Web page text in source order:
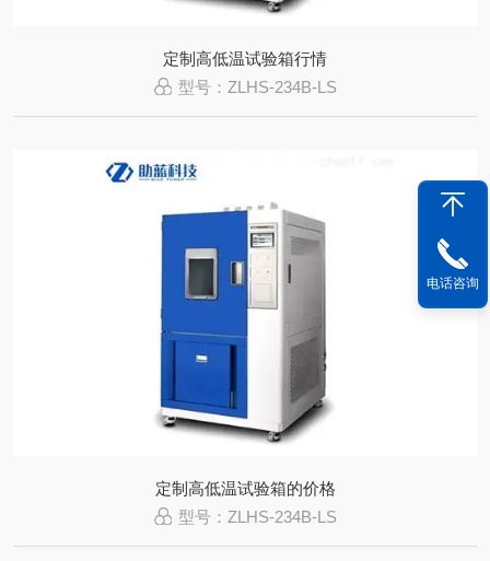
定制高低温试验箱行情
型号：ZLHS-234B-LS
定制高低温试验箱的价格
型号：ZLHS-234B-LS
电话咨询